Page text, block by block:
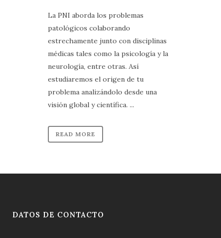
La PNI aborda los problemas
patológicos colaborando
estrechamente junto con disciplinas
médicas tales como la psicología y la
neurología, entre otras. Así
estudiaremos el origen de tu
problema analizándolo desde una
visión global y científica. ...
READ MORE
DATOS DE CONTACTO